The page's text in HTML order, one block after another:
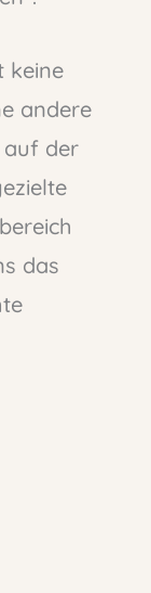
keine
andere
auf der
das